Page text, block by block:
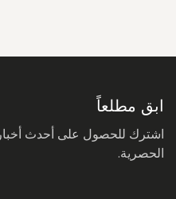
ابق مطلعاً
اشترك للحصول على أحدث
الحصرية.